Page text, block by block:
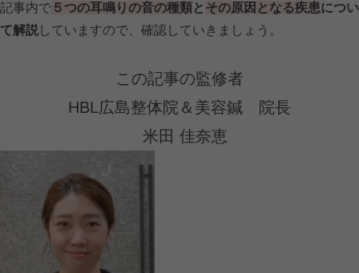
記事内で ５つの耳鳴りの音の種類と その原因となる疾患につい
て解説していますので、確認していきましょう。
この記事の監修者
HBL広島整体院＆美容鍼 院長
米田 佳奈恵